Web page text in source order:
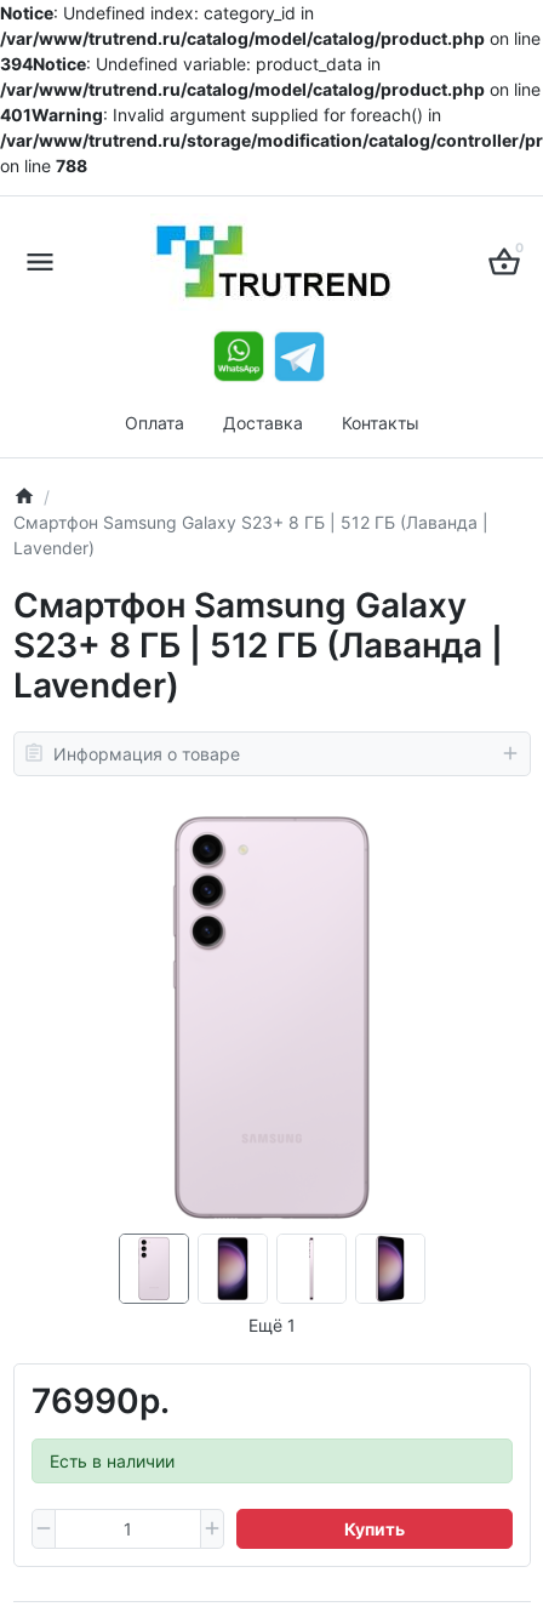
Notice: Undefined index: category_id in
/var/www/trutrend.ru/catalog/model/catalog/product.php on line
394Notice: Undefined variable: product_data in
/var/www/trutrend.ru/catalog/model/catalog/product.php on line
401Warning: Invalid argument supplied for foreach() in
/var/www/trutrend.ru/storage/modification/catalog/controller/
on line 788
0
Оплата Доставка Контакты
Смартфон Samsung Galaxy S23+ 8 ГБ | 512 ГБ (Лаванда |
Lavender)
Смартфон Samsung Galaxy
S23+ 8 ГБ | 512 ГБ (Лаванда |
Lavender)
Информация о товаре
Ещё 1
76990р.
Есть в наличии
Купить